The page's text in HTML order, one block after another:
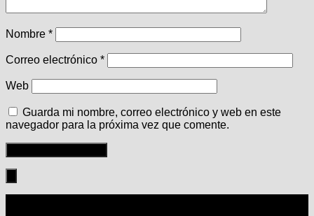
Nombre *
Correo electrónico *
Web
Guarda mi nombre, correo electrónico y web en este
navegador para la próxima vez que comente.